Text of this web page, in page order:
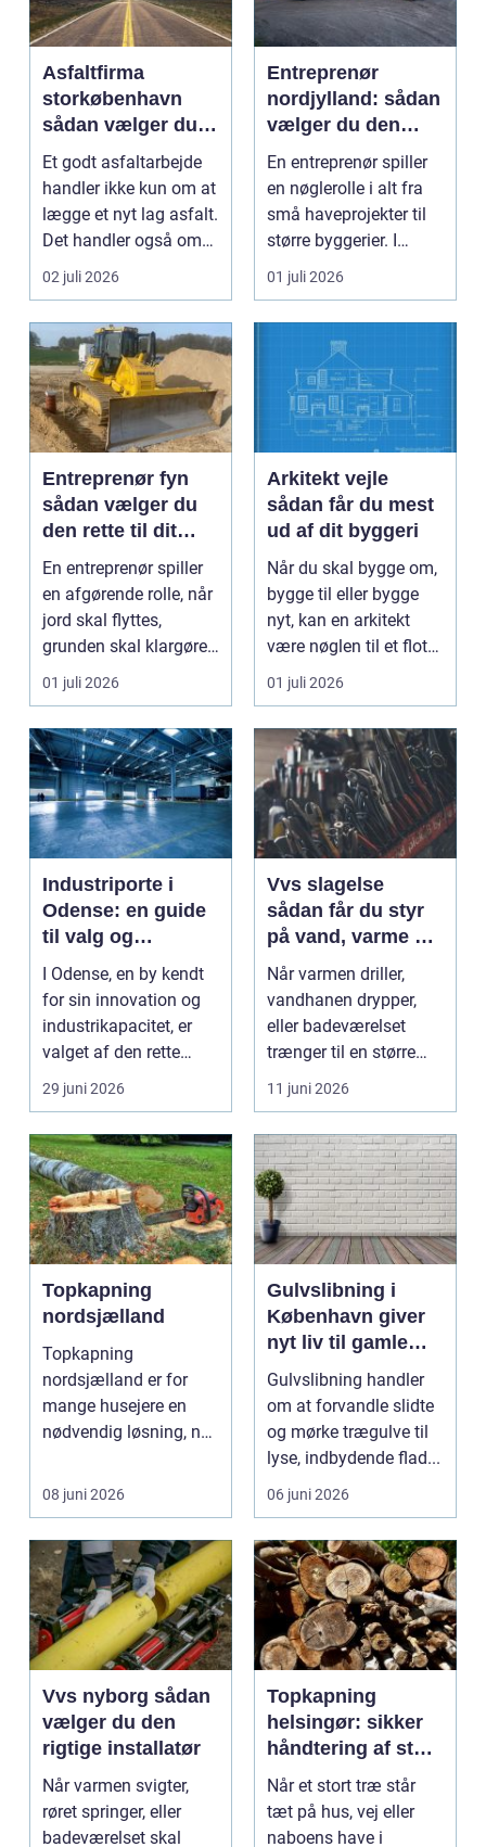
Asfaltfirma
storkøbenhavn
sådan vælger du
den rette
samarbejdspartner
Et godt asfaltarbejde
handler ikke kun om at
lægge et nyt lag asfalt.
Det handler også om
planlægnin...
02 juli 2026
Entreprenør
nordjylland: sådan
vælger du den
rette
samarbejdspartner
til dit byggeri
En entreprenør spiller
en nøglerolle i alt fra
små haveprojekter til
større byggerier. I
Nordjylland...
01 juli 2026
Entreprenør fyn
sådan vælger du
den rette til dit
projekt
En entreprenør spiller
en afgørende rolle, når
jord skal flyttes,
grunden skal klargøres,
eller der ...
01 juli 2026
Arkitekt vejle
sådan får du mest
ud af dit byggeri
Når du skal bygge om,
bygge til eller bygge
nyt, kan en arkitekt
være nøglen til et flot
resultat, d...
01 juli 2026
Industriporte i
Odense: en guide
til valg og
installation
I Odense, en by kendt
for sin innovation og
industrikapacitet, er
valget af den rette
industriport a...
29 juni 2026
Vvs slagelse
sådan får du styr
på vand, varme og
energi i din bolig
Når varmen driller,
vandhanen drypper,
eller badeværelset
trænger til en større
renovering, er en dy...
11 juni 2026
Topkapning
nordsjælland
Topkapning
nordsjælland er for
mange husejere en
nødvendig løsning, når
mørke, ut...
08 juni 2026
Gulvslibning i
København giver
nyt liv til gamle
trægulve
Gulvslibning handler
om at forvandle slidte
og mørke trægulve til
lyse, indbydende flad...
06 juni 2026
Vvs nyborg sådan
vælger du den
rigtige installatør
Når varmen svigter,
røret springer, eller
badeværelset skal
Topkapning
helsingør: sikker
håndtering af store
træer i tætte
byområder
Når et stort træ står
tæt på hus, vej eller
naboens have i